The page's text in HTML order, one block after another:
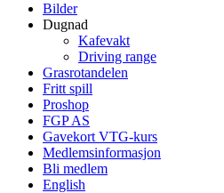
Bilder
Dugnad
Kafevakt
Driving range
Grasrotandelen
Fritt spill
Proshop
FGP AS
Gavekort VTG-kurs
Medlemsinformasjon
Bli medlem
English